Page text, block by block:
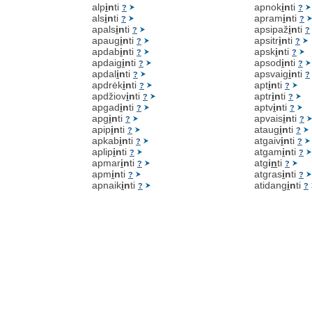
alpinti ?
alsinti ?
apalsinti ?
apauginti ?
apdabinti ?
apdaiginti ?
apdalinti ?
apdrėkinti ?
apdžiovinti ?
apgadinti ?
apginti ?
apipinti ?
apkabinti ?
aplipinti ?
apmarinti ?
apminti ?
apnaikinti ?
apnokinti ?
apraminti ?
apsipažinti ?
apsitrinti ?
apskinti ?
apsodinti ?
apsvaiginti ?
aptinti ?
aptrinti ?
aptvinti ?
apvaisinti ?
atauginti ?
atgaivinti ?
atgaminti ?
atginti ?
atgrasinti ?
atidanginti ?